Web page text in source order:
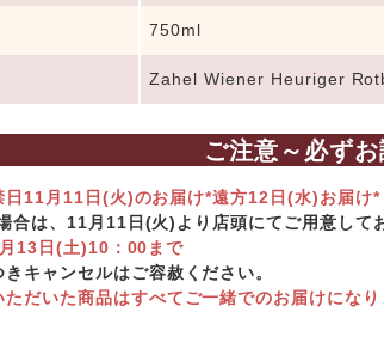
750ml
Zahel Wiener Heuriger
ご注意～必ず
日11月11日(火)のお届け*遠方12日(水)お届け*
合は、11月11日(火)より店頭にてご用意して
13日(土)10：00まで
キャンセルはご容赦ください。
ただいた商品はすべてご一緒でのお届けにな